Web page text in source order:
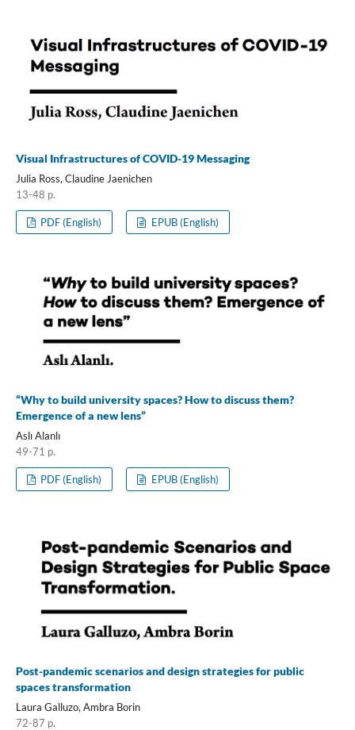
Visual Infrastructures of COVID-19 Messaging
Julia Ross, Claudine Jaenichen
13-48 p.
PDF (English) EPUB (English)
“Why to build university spaces? How to discuss them?
Emergence of a new lens”
Aslı Alanlı
49-71 p.
PDF (English) EPUB (English)
Post-pandemic scenarios and design strategies for public
spaces transformation
Laura Galluzo, Ambra Borin
72-87 p.